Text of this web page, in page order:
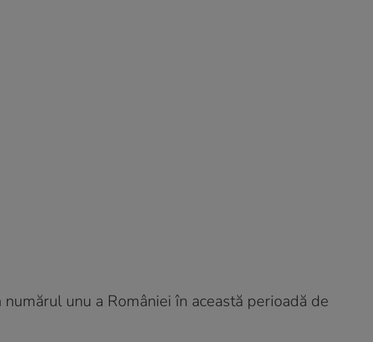
unu a României în această perioadă de